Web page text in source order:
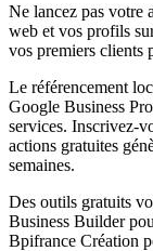
Ne lancez pas votre
web et vos profils
vos premiers clients
Le référencement
Google Business
services. Inscrivez-
actions gratuites
semaines.
Des outils gratuits
Business Builder
Bpifrance Création